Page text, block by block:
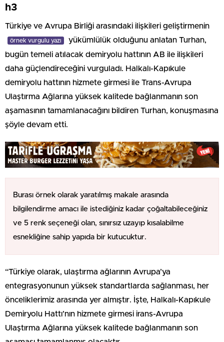
h3
Türkiye ve Avrupa Birliği arasındaki ilişkileri geliştirmenin
örnek vurgulu yazı
yükümlülük olduğunu anlatan Turhan,
bugün temeli atılacak demiryolu hattının AB ile ilişkileri
daha güçlendireceğini vurguladı. Halkalı-Kapıkule
demiryolu hattının hizmete girmesi ile Trans-Avrupa
Ulaştırma Ağlarına yüksek kalitede bağlanmanın son
aşamasının tamamlanacağını bildiren Turhan, konuşmasına
şöyle devam etti.
Burası örnek olarak yaratılmış makale arasında
bilgilendirme amacı ile istediğiniz kadar çoğaltabileceğiniz
ve 5 renk seçeneği olan, sınırsız uzayıp kısalabilme
esnekliğine sahip yapıda bir kutucuktur.
“Türkiye olarak, ulaştırma ağlarının Avrupa’ya
entegrasyonunun yüksek standartlarda sağlanması, her
önceliklerimiz arasında yer almıştır. İşte, Halkalı-Kapıkule
Demiryolu Hattı’nın hizmete girmesi irans-Avrupa
Ulaştırma Ağlarına yüksek kalitede bağlanmanın son